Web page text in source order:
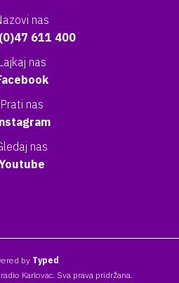
nas
611 400
Lajkaj nas
Prati nas
nas
by Typed
Karlovac. Sva prava pridržana.